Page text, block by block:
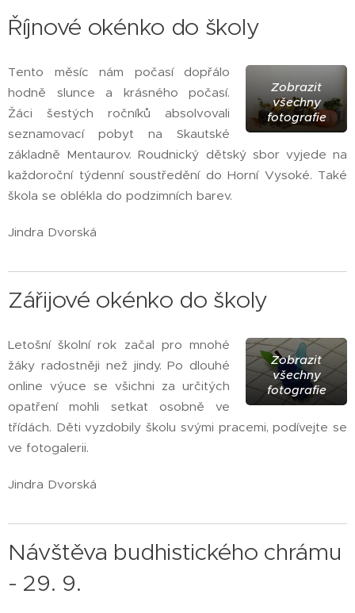
Říjnové okénko do školy
Zobrazit
všechny
fotografie
Tento měsíc nám počasí dopřálo
hodně slunce a krásného počasí.
Žáci šestých ročníků absolvovali
seznamovací pobyt na Skautské
základně Mentaurov. Roudnický dětský sbor vyjede na
každoroční týdenní soustředění do Horní Vysoké. Také
škola se oblékla do podzimních barev.
Jindra Dvorská
Zářijové okénko do školy
Zobrazit
všechny
fotografie
Letošní školní rok začal pro mnohé
žáky radostněji než jindy. Po dlouhé
online výuce se všichni za určitých
opatření mohli setkat osobně ve
třídách. Děti vyzdobily školu svými pracemi, podívejte se
ve fotogalerii.
Jindra Dvorská
Návštěva budhistického chrámu
- 29. 9.